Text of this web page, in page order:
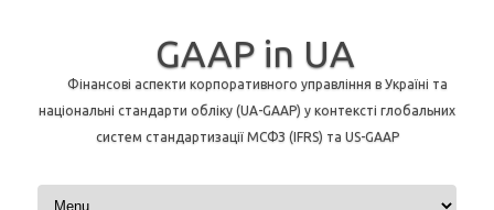
GAAP in UA
Фінансові аспекти корпоративного управління в Україні та
національні стандарти обліку (UA-GAAP) у контексті глобальних
систем стандартизації МСФЗ (IFRS) та US-GAAP
Перейти до контенту